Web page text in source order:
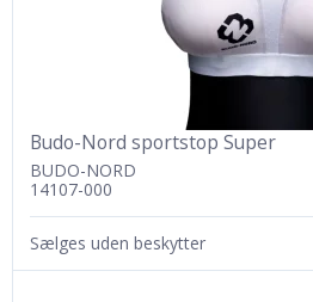
Budo-Nord sportstop Super
BUDO-NORD
14107-000
Sælges uden beskytter